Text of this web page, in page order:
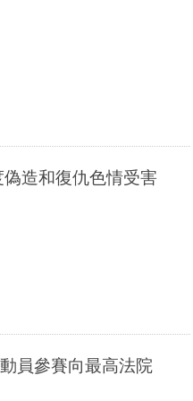
造和復仇色情受害
員參賽向最高法院